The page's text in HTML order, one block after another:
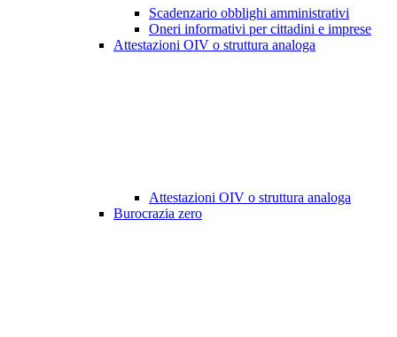
Scadenzario obblighi amministrativi
Oneri informativi per cittadini e imprese
Attestazioni OIV o struttura analoga
Attestazioni OIV o struttura analoga
Burocrazia zero